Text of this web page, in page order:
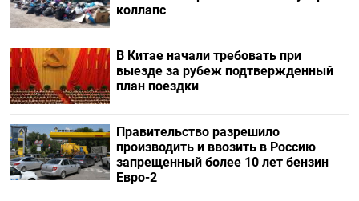
коллапс
В Китае начали требовать при
выезде за рубеж подтвержденный
план поездки
Правительство разрешило
производить и ввозить в Россию
запрещенный более 10 лет бензин
Евро-2